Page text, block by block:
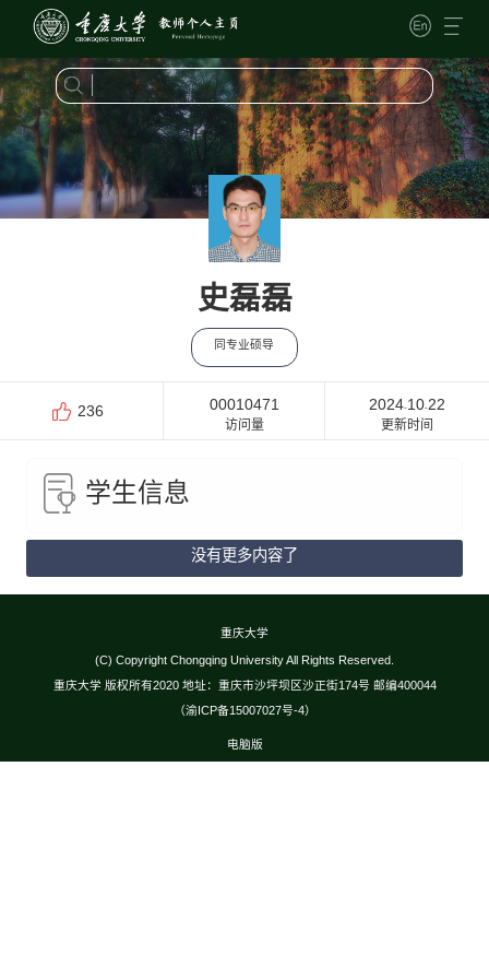
史磊磊
同专业硕导
236 00010471
访问量
2024-10-22
更新时间
学生信息
没有更多内容了
重庆大学
(C) Copyright Chongqing University All Rights Reserved.
重庆大学 版权所有2020 地址：重庆市沙坪坝区沙正街174号 邮编400044
（渝ICP备15007027号-4）
电脑版